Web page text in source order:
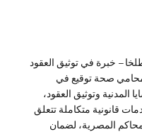
– خبرة في توثيق العقود
صحة توقيع في
المدنية وتوثيق العقود،
قانونية متكاملة تتعلق
المصرية، لضمان